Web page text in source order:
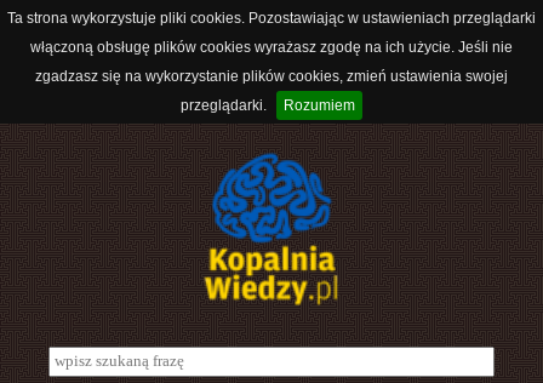
Ta strona wykorzystuje pliki cookies. Pozostawiając w ustawieniach przeglądarki
włączoną obsługę plików cookies wyrażasz zgodę na ich użycie. Jeśli nie
zgadzasz się na wykorzystanie plików cookies, zmień ustawienia swojej
przeglądarki.
Rozumiem